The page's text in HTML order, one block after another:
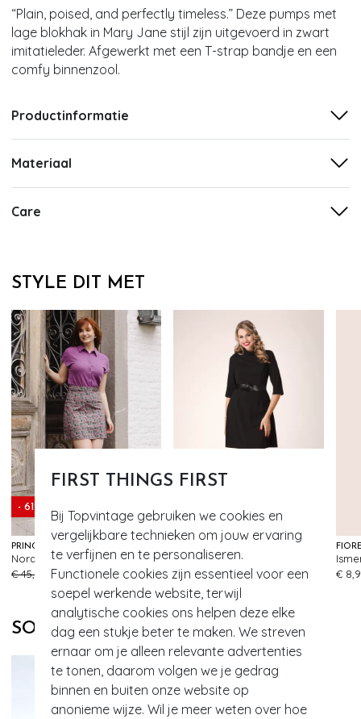
FIRST THINGS FIRST
Bij Topvintage gebruiken we cookies en
vergelijkbare technieken om jouw ervaring
te verfijnen en te personaliseren.
Functionele cookies zijn essentieel voor een
soepel werkende website, terwijl
analytische cookies ons helpen deze elke
dag een stukje beter te maken. We streven
ernaar om je alleen relevante advertenties
te tonen, daarom volgen we je gedrag
binnen en buiten onze website op
anonieme wijze. Wil je meer weten over hoe
“Plain, poised, and perfectly timeless.” Deze pumps met
lage blokhak in Mary Jane stijl zijn uitgevoerd in zwart
imitatieleder. Afgewerkt met een T-strap bandje en een
comfy binnenzool.
Productinformatie
Materiaal
Care
STYLE DIT MET
- 61%
PRINCESSE NOMADE
Nora a-lijn rok in papaver
€ 45,95
€ 17,95
94
€ 89,95
€
SOORTGELIJKE PRODUCTEN